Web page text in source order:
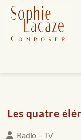
Les quatre
Radio – TV